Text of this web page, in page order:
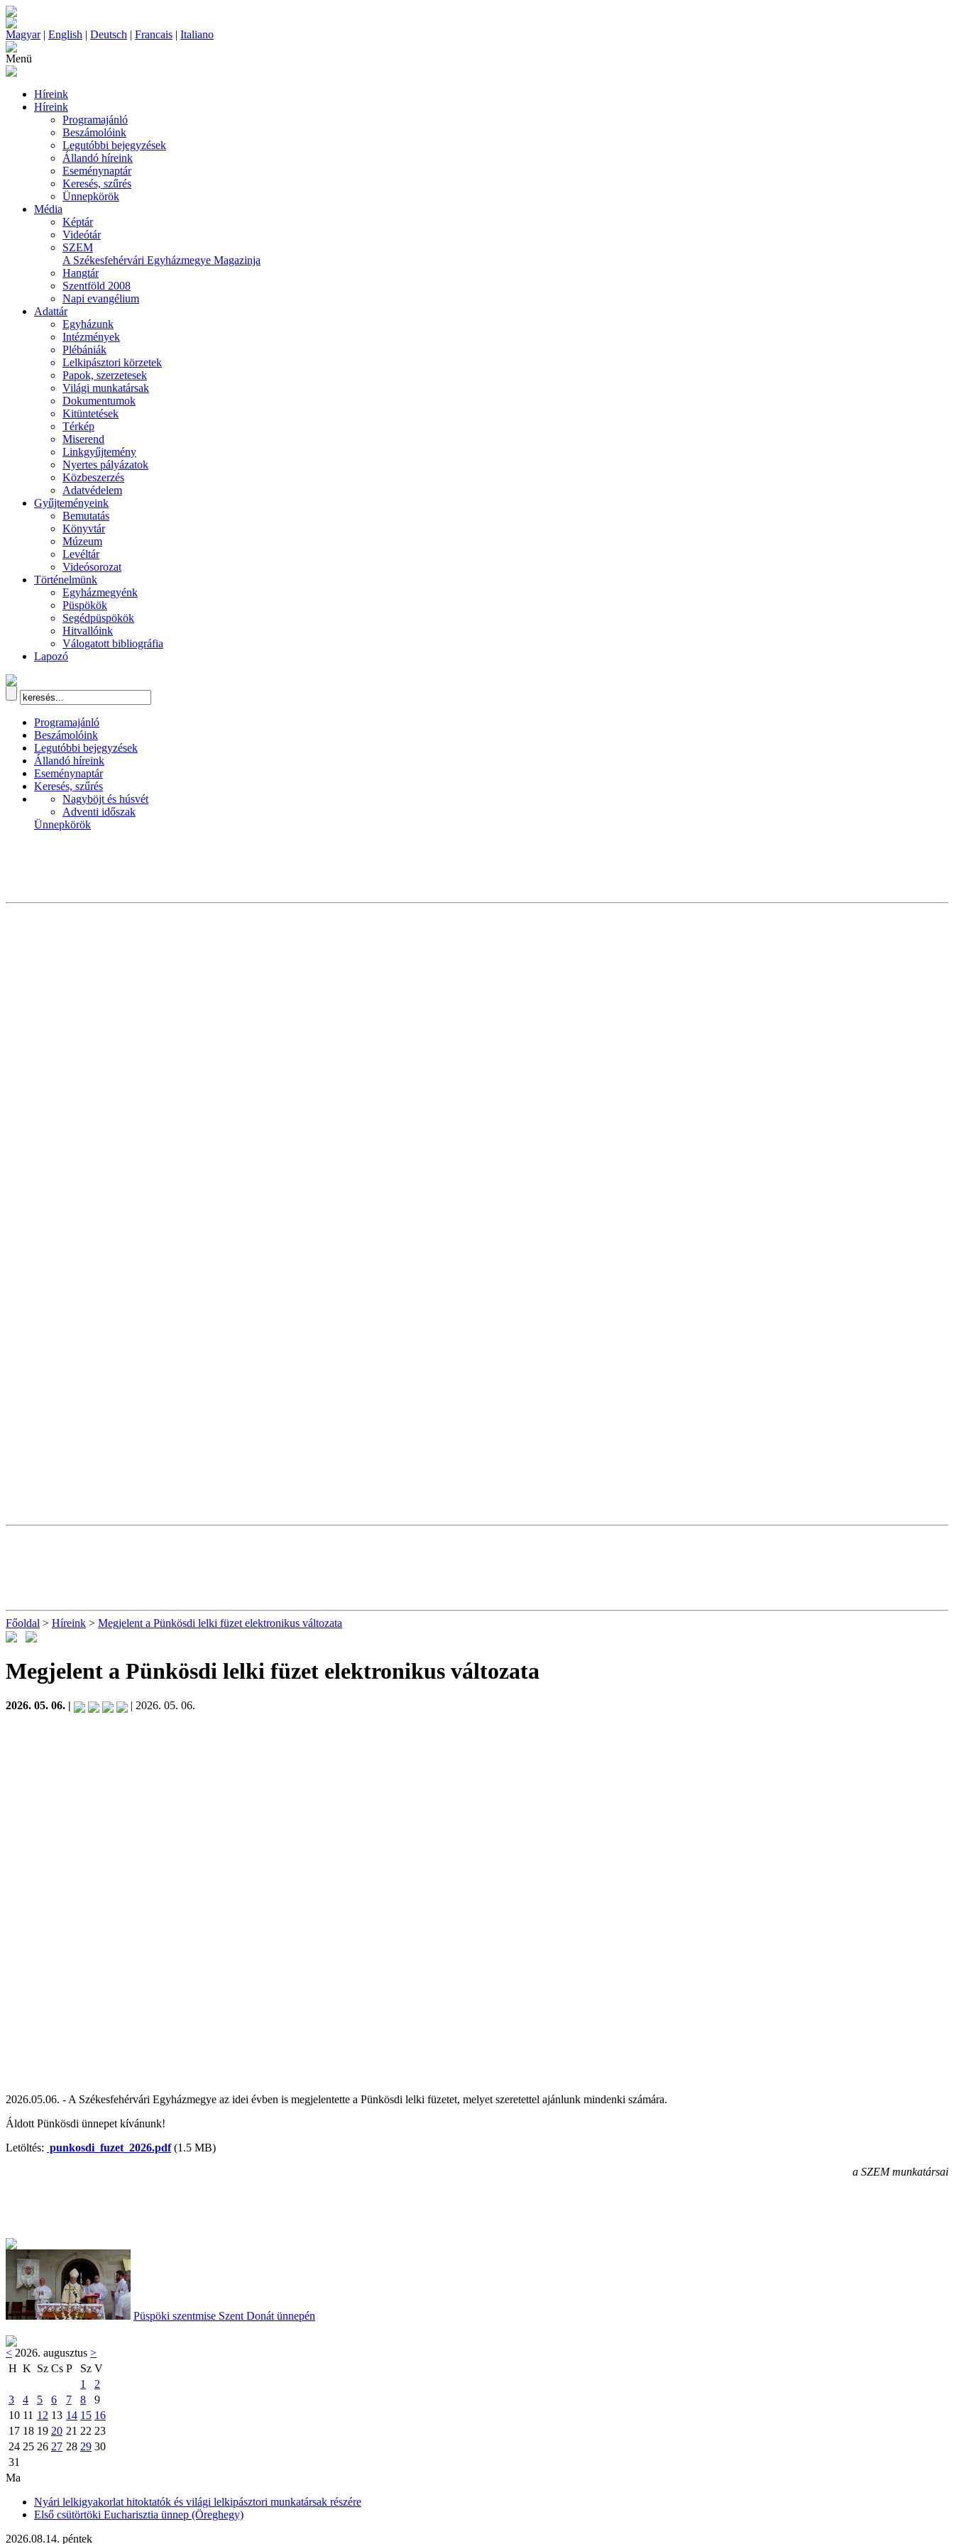
Magyar| English | Deutsch | Francais | Italiano
Menü
Híreink
Híreink
Programajánló
Beszámolóink
Legutóbbi bejegyzések
Állandó híreink
Eseménynaptár
Keresés, szűrés
Ünnepkörök
Média
Képtár
Videótár
SZEM
A Székesfehérvári Egyházmegye Magazinja
Hangtár
Szentföld 2008
Napi evangélium
Adattár
Egyházunk
Intézmények
Plébániák
Lelkipásztori körzetek
Papok, szerzetesek
Világi munkatársak
Dokumentumok
Kitüntetések
Térkép
Miserend
Linkgyűjtemény
Nyertes pályázatok
Közbeszerzés
Adatvédelem
Gyűjteményeink
Bemutatás
Könyvtár
Múzeum
Levéltár
Videósorozat
Történelmünk
Egyházmegyénk
Püspökök
Segédpüspökök
Hitvallóink
Válogatott bibliográfia
Lapozó
Programajánló
Beszámolóink
Legutóbbi bejegyzések
Állandó híreink
Eseménynaptár
Keresés, szűrés
Nagyböjt és húsvét
Adventi időszak
Ünnepkörök
Főoldal > Híreink > Megjelent a Pünkösdi lelki füzet elektronikus változata
Megjelent a Pünkösdi lelki füzet elektronikus változata
2026. 05. 06. | | 2026. 05. 06.
2026.05.06. - A Székesfehérvári Egyházmegye az idei évben is megjelentette a Pünkösdi lelki füzetet, melyet szeretettel ajánlunk mindenki számára.
Áldott Pünkösdi ünnepet kívánunk!
Letöltés: punkosdi_fuzet_2026.pdf(1.5 MB)
a SZEM munkatársai
Püspöki szentmise Szent Donát ünnepén
< 2026. augusztus >
H K Sz Cs P Sz V
1
2
3
4 5 6 7 8
9
10 11 12 13 14 15 16
17 18 19 20 21 22 23
24 25 26 27 28 29 30
31
Ma
Nyári lelkigyakorlat hitoktatók és világi lelkipásztori munkatársak részére
Első csütörtöki Eucharisztia ünnep (Öreghegy)
2026.08.14. péntek